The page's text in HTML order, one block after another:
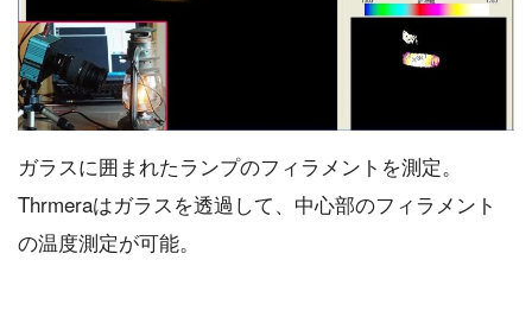
ガラスに囲まれたランプのフィラメントを測定。
Thrmeraはガラスを透過して、中心部のフィラメント
の温度測定が可能。